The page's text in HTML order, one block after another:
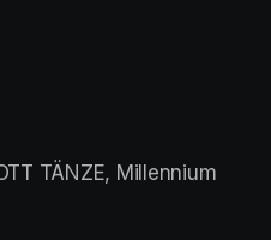
TÄNZE, Millennium